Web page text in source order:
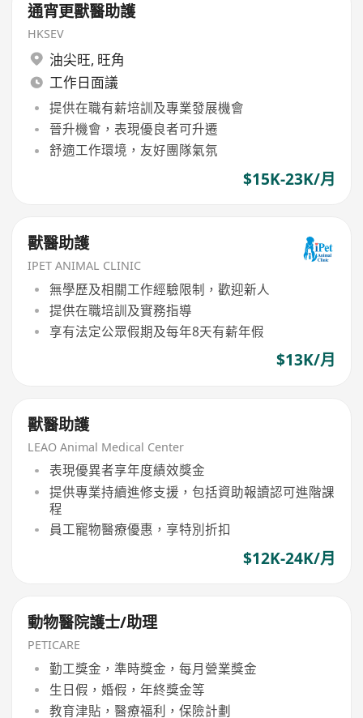
通宵更獸醫助護
HKSEV
油尖旺, 旺角
工作日面議
提供在職有薪培訓及專業發展機會
晉升機會，表現優良者可升遷
舒適工作環境，友好團隊氣氛
$15K-23K/月
獸醫助護
IPET ANIMAL CLINIC
無學歷及相關工作經驗限制，歡迎新人
提供在職培訓及實務指導
享有法定公眾假期及每年8天有薪年假
$13K/月
獸醫助護
LEAO Animal Medical Center
表現優異者享年度績效獎金
提供專業持續進修支援，包括資助報讀認可進階課
程
員工寵物醫療優惠，享特別折扣
$12K-24K/月
動物醫院護士/助理
PETICARE
勤工獎金，準時獎金，每月營業獎金
生日假，婚假，年終獎金等
教育津貼，醫療福利，保險計劃